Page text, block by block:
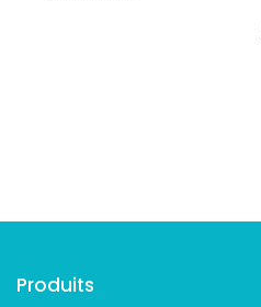
Produits